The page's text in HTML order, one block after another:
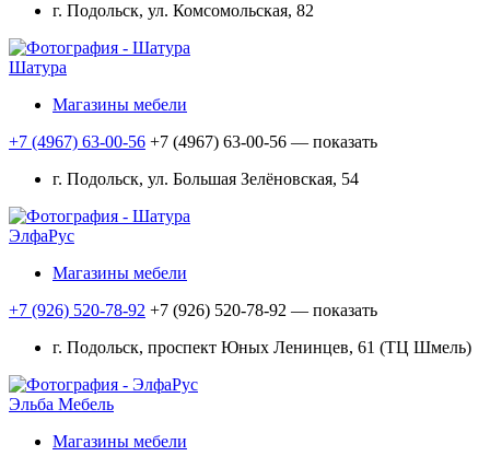
г. Подольск, ул. Комсомольская, 82
Шатура
Магазины мебели
+7 (4967) 63-00-56 +7 (4967) 63-00-56 — показать
г. Подольск, ул. Большая Зелёновская, 54
ЭлфаРус
Магазины мебели
+7 (926) 520-78-92 +7 (926) 520-78-92 — показать
г. Подольск, проспект Юных Ленинцев, 61 (ТЦ Шмель)
Эльба Мебель
Магазины мебели